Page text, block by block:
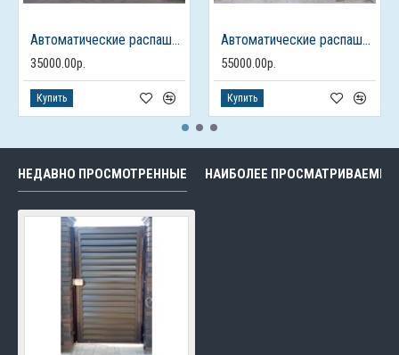
Автоматические распашные ворота из профлиста с калиткой
35000.00р.
Купить
Автоматические распашные ворота с калиткой
55000.00р.
Купить
НЕДАВНО ПРОСМОТРЕННЫЕ НАИБОЛЕЕ ПРОСМАТРИВАЕМЫЕ